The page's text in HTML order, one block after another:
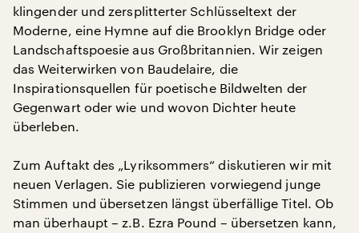
klingender und zersplitterter Schlüsseltext der
Moderne, eine Hymne auf die Brooklyn Bridge oder
Landschaftspoesie aus Großbritannien. Wir zeigen
das Weiterwirken von Baudelaire, die
Inspirationsquellen für poetische Bildwelten der
Gegenwart oder wie und wovon Dichter heute
überleben.
Zum Auftakt des „Lyriksommers“ diskutieren wir mit
neuen Verlagen. Sie publizieren vorwiegend junge
Stimmen und übersetzen längst überfällige Titel. Ob
man überhaupt – z.B. Ezra Pound – übersetzen kann,